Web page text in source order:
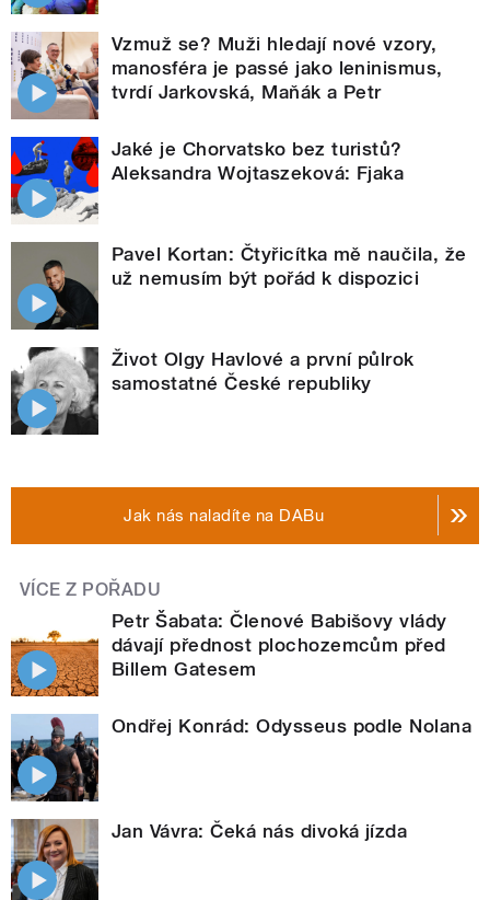
Vzmuž se? Muži hledají nové vzory,
manosféra je passé jako leninismus,
tvrdí Jarkovská, Maňák a Petr
Jaké je Chorvatsko bez turistů?
Aleksandra Wojtaszeková: Fjaka
Pavel Kortan: Čtyřicítka mě naučila, že
už nemusím být pořád k dispozici
Život Olgy Havlové a první půlrok
samostatné České republiky
Jak nás naladíte na DABu
VÍCE Z POŘADU
Petr Šabata: Členové Babišovy vlády
dávají přednost plochozemcům před
Billem Gatesem
Ondřej Konrád: Odysseus podle Nolana
Jan Vávra: Čeká nás divoká jízda